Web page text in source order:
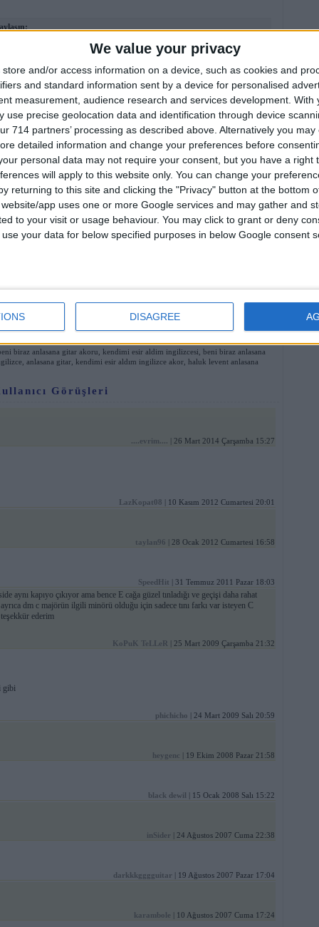
We value your privacy
store and/or access information on a device, such as cookies and
and standard information sent by a device for personalised
measurement, audience research and services development. With
use precise geolocation data and identification through device
714 partners’ processing as described above. Alternatively you
detailed information and change your preferences before
personal data may not require your consent, but you have a right
will apply to this website only. You can change your
returning to this site and clicking the "Privacy" button at the bottom
app uses one or more Google services and may gather and
to your visit or usage behaviour. You may click to grant or deny
your data for below specified purposes in below Google consent
DISAGREE
(Beta)
1 0
1 0
(Detaylı bilgi)
(Siz de Ekleyin)
)
)
bekliyorum(anadolurock1 )
Gelenler
Dostu|Bu Sayfaya Demo Ekle
biraz anlasana gitar akoru kendimi esir aldim ingilizcesi beni biraz anlasana
anlasana gitar kendimi esir aldım ingilizce akor haluk levent anlasana
Görüşleri
....evrim.... | 26 Mart 2014 Çarşamba 15:27
LazKopat08 | 10 Kasım 2012 Cumartesi 20:01
taylan96 | 28 Ocak 2012 Cumartesi 16:58
SpeedHit | 31 Temmuz 2011 Pazar 18:03
kapıyo çıkıyor ama bence E cağa güzel tınladığı ve geçişi daha rahat
dm c majörün ilgili minörü olduğu için sadece tını farkı var isteyen C
ederim
KoPuK TeLLeR | 25 Mart 2009 Çarşamba 21:32
gibi
phichicho | 24 Mart 2009 Salı 20:59
heygenc | 19 Ekim 2008 Pazar 21:58
black dewil | 15 Ocak 2008 Salı 15:22
inSider | 24 Ağustos 2007 Cuma 22:38
darkkkgggguitar | 19 Ağustos 2007 Pazar 17:04
karambole | 10 Ağustos 2007 Cuma 17:24